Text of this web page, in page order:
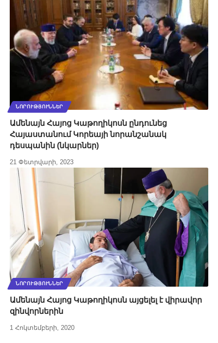
ՆՈՐՈՒԹՅՈՒՆՆԵՐ
Ամենայն Հայոց Կաթողիկոսն ընդունեց
Հայաստանում Կորեայի նորանշանակ
դեսպանին (նկարներ)
21 Փետրվարի, 2023
ՆՈՐՈՒԹՅՈՒՆՆԵՐ
Ամենայն Հայոց Կաթողիկոսն այցելել է վիրավոր
զինվորներին
1 Հոկտեմբերի, 2020